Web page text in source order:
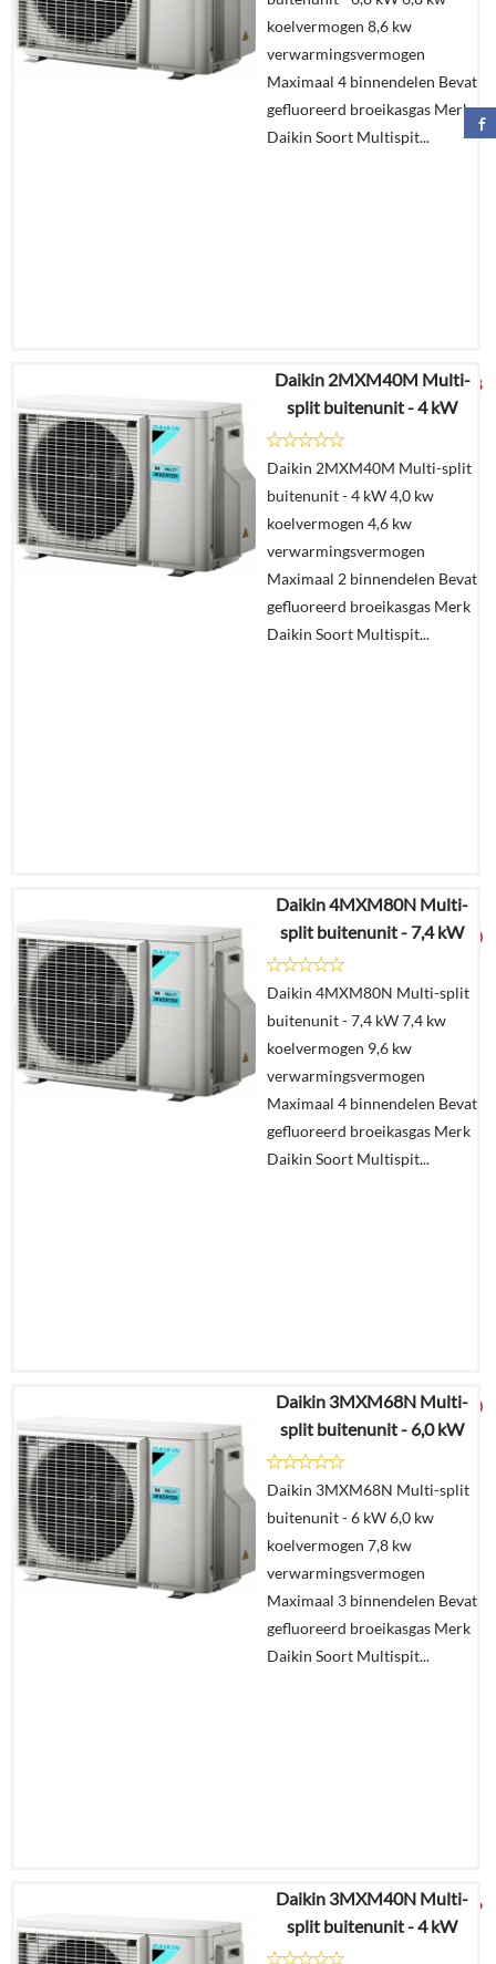
Offerte
aanvragen?
In
winkelmand
koelvermogen 8,6 kw
verwarmingsvermogen
Maximaal 4 binnendelen Bevat
gefluoreerd broeikasgas Merk
Daikin Soort Multispit...
€4.014,78
Offerte
aanvragen?
In
winkelmand
Daikin 2MXM40M Multi-
split buitenunit - 4 kW
Daikin 2MXM40M Multi-split
buitenunit - 4 kW 4,0 kw
koelvermogen 4,6 kw
verwarmingsvermogen
Maximaal 2 binnendelen Bevat
gefluoreerd broeikasgas Merk
Daikin Soort Multispit...
€2.481,71
€1.490,00
Details
Offerte
aanvragen?
In
winkelmand
Daikin 4MXM80N Multi-
split buitenunit - 7,4 kW
Daikin 4MXM80N Multi-split
buitenunit - 7,4 kW 7,4 kw
koelvermogen 9,6 kw
verwarmingsvermogen
Maximaal 4 binnendelen Bevat
gefluoreerd broeikasgas Merk
Daikin Soort Multispit...
€ 5.045,70
Offerte
aanvragen?
In
winkelmand
Daikin 3MXM68N Multi-
split buitenunit - 6,0 kW
Daikin 3MXM68N Multi-split
buitenunit - 6 kW 6,0 kw
koelvermogen 7,8 kw
verwarmingsvermogen
Maximaal 3 binnendelen Bevat
gefluoreerd broeikasgas Merk
Daikin Soort Multispit...
€ 3.758,26
Daikin 3MXM40N Multi-
split buitenunit - 4 kW